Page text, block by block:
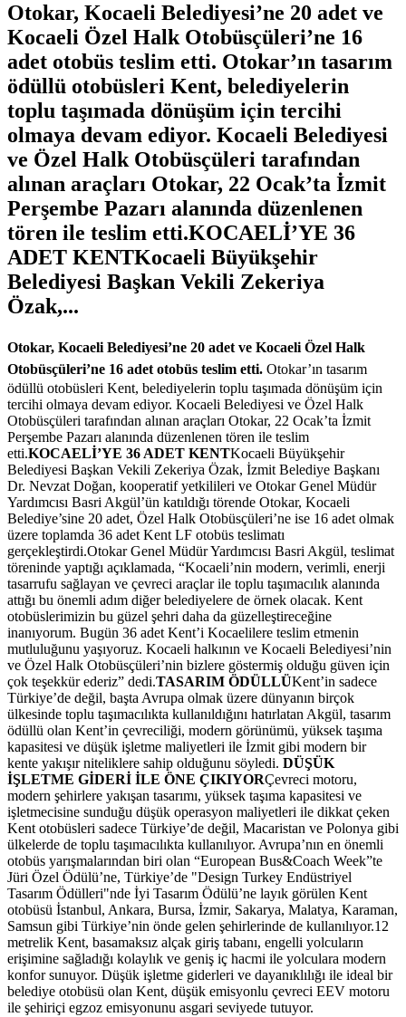
Otokar, Kocaeli Belediyesi’ne 20 adet ve
Kocaeli Özel Halk Otobüsçüleri’ne 16
adet otobüs teslim etti. Otokar’ın tasarım
ödüllü otobüsleri Kent, belediyelerin
toplu taşımada dönüşüm için tercihi
olmaya devam ediyor. Kocaeli Belediyesi
ve Özel Halk Otobüsçüleri tarafından
alınan araçları Otokar, 22 Ocak’ta İzmit
Perşembe Pazarı alanında düzenlenen
tören ile teslim etti.KOCAELİ’YE 36
ADET KENTKocaeli Büyükşehir
Belediyesi Başkan Vekili Zekeriya
Özak,...
Otokar, Kocaeli Belediyesi’ne 20 adet ve Kocaeli Özel Halk
Otobüsçüleri’ne 16 adet otobüs teslim etti. Otokar’ın tasarım
ödüllü otobüsleri Kent, belediyelerin toplu taşımada dönüşüm için
tercihi olmaya devam ediyor. Kocaeli Belediyesi ve Özel Halk
Otobüsçüleri tarafından alınan araçları Otokar, 22 Ocak’ta İzmit
Perşembe Pazarı alanında düzenlenen tören ile teslim
etti.KOCAELİ’YE 36 ADET KENTKocaeli Büyükşehir
Belediyesi Başkan Vekili Zekeriya Özak, İzmit Belediye Başkanı
Dr. Nevzat Doğan, kooperatif yetkilileri ve Otokar Genel Müdür
Yardımcısı Basri Akgül’ün katıldığı törende Otokar, Kocaeli
Belediye’sine 20 adet, Özel Halk Otobüsçüleri’ne ise 16 adet olmak
üzere toplamda 36 adet Kent LF otobüs teslimatı
gerçekleştirdi.Otokar Genel Müdür Yardımcısı Basri Akgül, teslimat
töreninde yaptığı açıklamada, “Kocaeli’nin modern, verimli, enerji
tasarrufu sağlayan ve çevreci araçlar ile toplu taşımacılık alanında
attığı bu önemli adım diğer belediyelere de örnek olacak. Kent
otobüslerimizin bu güzel şehri daha da güzelleştireceğine
inanıyorum. Bugün 36 adet Kent’i Kocaelilere teslim etmenin
mutluluğunu yaşıyoruz. Kocaeli halkının ve Kocaeli Belediyesi’nin
ve Özel Halk Otobüsçüleri’nin bizlere göstermiş olduğu güven için
çok teşekkür ederiz” dedi.TASARIM ÖDÜLLÜKent’in sadece
Türkiye’de değil, başta Avrupa olmak üzere dünyanın birçok
ülkesinde toplu taşımacılıkta kullanıldığını hatırlatan Akgül, tasarım
ödüllü olan Kent’in çevreciliği, modern görünümü, yüksek taşıma
kapasitesi ve düşük işletme maliyetleri ile İzmit gibi modern bir
kente yakışır niteliklere sahip olduğunu söyledi. DÜŞÜK
İŞLETME GİDERİ İLE ÖNE ÇIKIYORÇevreci motoru,
modern şehirlere yakışan tasarımı, yüksek taşıma kapasitesi ve
işletmecisine sunduğu düşük operasyon maliyetleri ile dikkat çeken
Kent otobüsleri sadece Türkiye’de değil, Macaristan ve Polonya gibi
ülkelerde de toplu taşımacılıkta kullanılıyor. Avrupa’nın en önemli
otobüs yarışmalarından biri olan “European Bus&Coach Week”te
Jüri Özel Ödülü’ne, Türkiye’de "Design Turkey Endüstriyel
Tasarım Ödülleri"nde İyi Tasarım Ödülü’ne layık görülen Kent
otobüsü İstanbul, Ankara, Bursa, İzmir, Sakarya, Malatya, Karaman,
Samsun gibi Türkiye’nin önde gelen şehirlerinde de kullanılıyor.12
metrelik Kent, basamaksız alçak giriş tabanı, engelli yolcuların
erişimine sağladığı kolaylık ve geniş iç hacmi ile yolculara modern
konfor sunuyor. Düşük işletme giderleri ve dayanıklılığı ile ideal bir
belediye otobüsü olan Kent, düşük emisyonlu çevreci EEV motoru
ile şehiriçi egzoz emisyonunu asgari seviyede tutuyor.